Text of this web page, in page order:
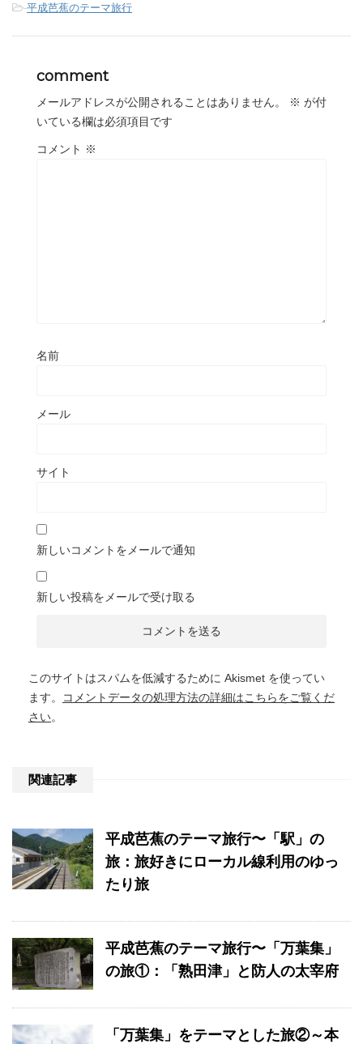
-平成芭蕉のテーマ旅行
comment
メールアドレスが公開されることはありません。 ※ が付
いている欄は必須項目です
コメント ※
名前
メール
サイト
新しいコメントをメールで通知
新しい投稿をメールで受け取る
このサイトはスパムを低減するために Akismet を使ってい
ます。
コメントデータの処理方法の詳細はこちらをご覧くだ
さい。
関連記事
平成芭蕉のテーマ旅行〜「駅」の
旅：旅好きにローカル線利用のゆっ
たり旅
平成芭蕉のテーマ旅行〜「万葉集」
の旅①：「熟田津」と防人の太宰府
「万葉集」をテーマとした旅②～本